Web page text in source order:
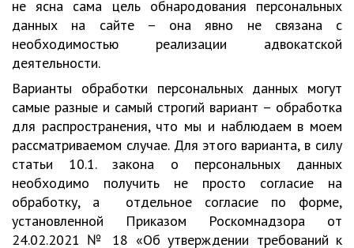
не ясна сама цель обнародования персональных
данных на сайте – она явно не связана с
необходимостью реализации адвокатской
деятельности.
Варианты обработки персональных данных могут
самые разные и самый строгий вариант – обработка
для распространения, что мы и наблюдаем в моем
рассматриваемом случае. Для этого варианта, в силу
статьи 10.1. закона о персональных данных
необходимо получить не просто согласие на
обработку, а отдельное согласие по форме,
установленной Приказом Роскомнадзора от
24.02.2021 № 18 «Об утверждении требований к